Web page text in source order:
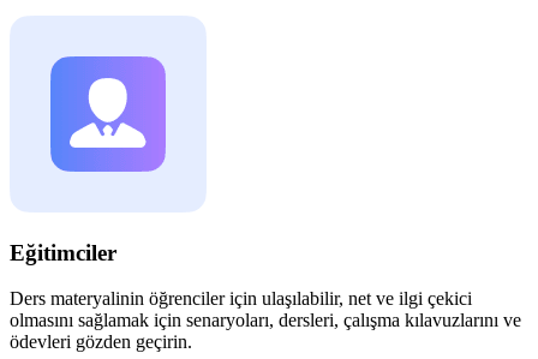
Eğitimciler
Ders materyalinin öğrenciler için ulaşılabilir, net ve ilgi çekici
olmasını sağlamak için senaryoları, dersleri, çalışma kılavuzlarını ve
ödevleri gözden geçirin.